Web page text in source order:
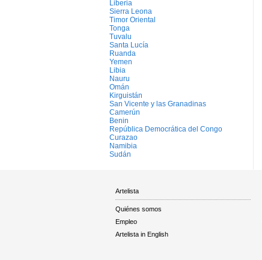
Liberia
Sierra Leona
Timor Oriental
Tonga
Tuvalu
Santa Lucía
Ruanda
Yemen
Libia
Nauru
Omán
Kirguistán
San Vicente y las Granadinas
Camerún
Benin
República Democrática del Congo
Curazao
Namibia
Sudán
Artelista
Quiénes somos
Empleo
Artelista in English